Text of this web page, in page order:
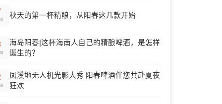
秋天的第一杯精酿，从阳春这几款开始
海岛阳春|这杯海南人自己的精酿啤酒，是怎样
诞生的？
凤溪地无人机光影大秀 阳春啤酒伴您共赴夏夜
狂欢